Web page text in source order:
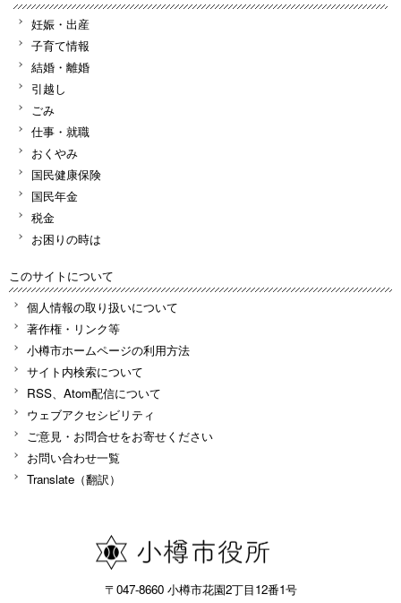
妊娠・出産
子育て情報
結婚・離婚
引越し
ごみ
仕事・就職
おくやみ
国民健康保険
国民年金
税金
お困りの時は
このサイトについて
個人情報の取り扱いについて
著作権・リンク等
小樽市ホームページの利用方法
サイト内検索について
RSS、Atom配信について
ウェブアクセシビリティ
ご意見・お問合せをお寄せください
お問い合わせ一覧
Translate（翻訳）
〒047-8660 小樽市花園2丁目12番1号